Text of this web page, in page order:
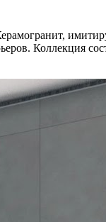
Коллекция